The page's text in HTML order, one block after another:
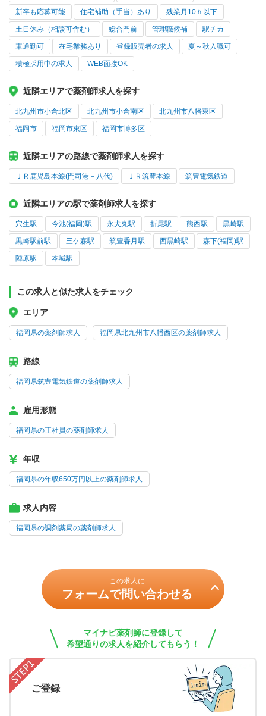
新卒も応募可能 住宅補助（手当）あり 残業月10ｈ以下
土日休み（相談可含む） 総合門前 管理職候補 駅チカ
車通勤可 在宅業務あり 登録販売者の求人 夏～秋入職可
積極採用中の求人 WEB面接OK
近隣エリアで薬剤師求人を探す
北九州市小倉北区 北九州市小倉南区 北九州市八幡東区
福岡市 福岡市東区 福岡市博多区
近隣エリアの路線で薬剤師求人を探す
ＪＲ鹿児島本線(門司港－八代) ＪＲ筑豊本線 筑豊電気鉄道
近隣エリアの駅で薬剤師求人を探す
穴生駅 今池(福岡)駅 永犬丸駅 折尾駅 熊西駅 黒崎駅
黒崎駅前駅 三ケ森駅 筑豊香月駅 西黒崎駅 森下(福岡)駅
陣原駅 本城駅
この求人と似た求人をチェック
エリア
福岡県の薬剤師求人 福岡県北九州市八幡西区の薬剤師求人
路線
福岡県筑豊電気鉄道の薬剤師求人
雇用形態
福岡県の正社員の薬剤師求人
年収
福岡県の年収650万円以上の薬剤師求人
求人内容
福岡県の調剤薬局の薬剤師求人
この求人に
フォームで問い合わせる
マイナビ薬剤師に登録して
希望通りの求人を紹介してもらう！
ご登録